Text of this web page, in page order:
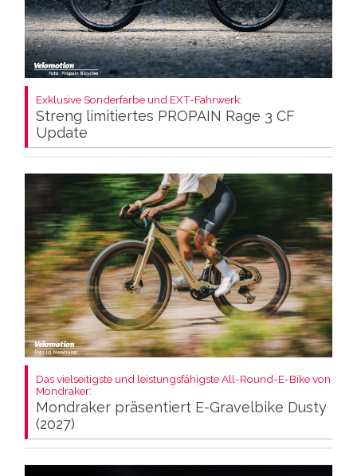
Exklusive Sonderfarbe und EXT-Fahrwerk:
Streng limitiertes PROPAIN Rage 3 CF
Update
Das vielseitigste und leistungsfähigste All-Round-E-Bike von
Mondraker:
Mondraker präsentiert E-Gravelbike Dusty
(2027)